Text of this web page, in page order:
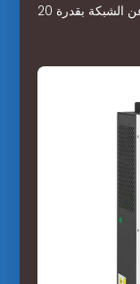
مُصنِّع محولات الطاقة المستقلة عن الشبكة بقدرة 20